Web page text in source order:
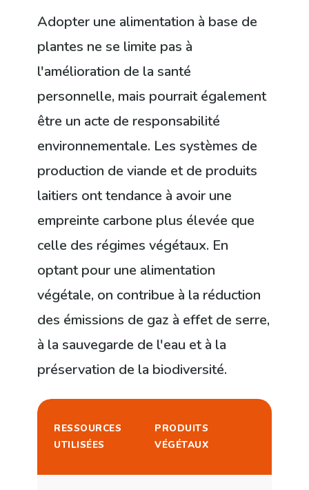
Adopter une alimentation à base de
plantes ne se limite pas à
l'amélioration de la santé
personnelle, mais pourrait également
être un acte de responsabilité
environnementale. Les systèmes de
production de viande et de produits
laitiers ont tendance à avoir une
empreinte carbone plus élevée que
celle des régimes végétaux. En
optant pour une alimentation
végétale, on contribue à la réduction
des émissions de gaz à effet de serre,
à la sauvegarde de l'eau et à la
préservation de la biodiversité.
RESSOURCES
UTILISÉES
PRODUITS
VÉGÉTAUX